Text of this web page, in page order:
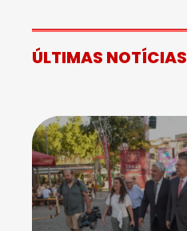
ÚLTIMAS NOTÍCIAS